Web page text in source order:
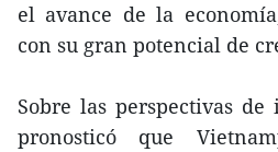
el avance de la
con su gran potencial de
Sobre las perspectivas
pronosticó que